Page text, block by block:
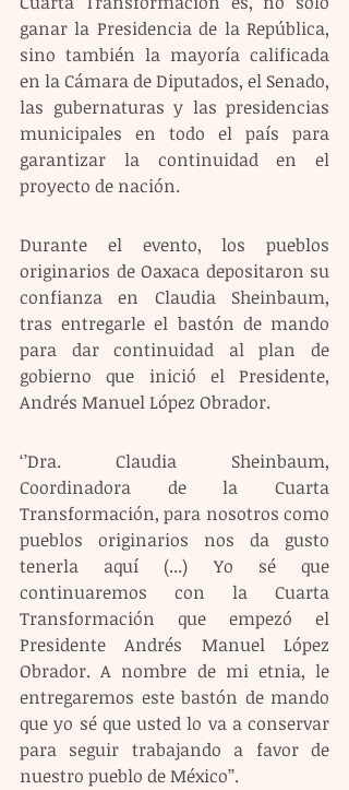
ganar la Presidencia de la República,
sino también la mayoría calificada
en la Cámara de Diputados, el Senado,
las gubernaturas y las presidencias
municipales en todo el país para
garantizar la continuidad en el
proyecto de nación.
Durante el evento, los pueblos
originarios de Oaxaca depositaron su
confianza en Claudia Sheinbaum,
tras entregarle el bastón de mando
para dar continuidad al plan de
gobierno que inició el Presidente,
Andrés Manuel López Obrador.
‘’Dra. Claudia Sheinbaum,
Coordinadora de la Cuarta
Transformación, para nosotros como
pueblos originarios nos da gusto
tenerla aquí (...) Yo sé que
continuaremos con la Cuarta
Transformación que empezó el
Presidente Andrés Manuel López
Obrador. A nombre de mi etnia, le
entregaremos este bastón de mando
que yo sé que usted lo va a conservar
para seguir trabajando a favor de
nuestro pueblo de México’’.